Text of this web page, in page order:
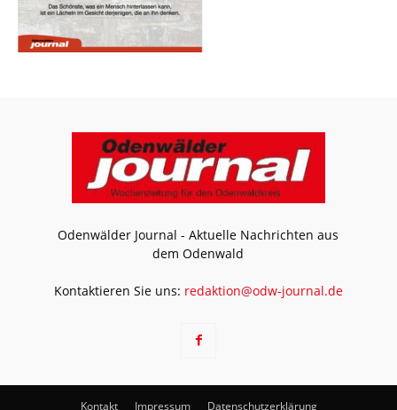
Odenwälder Journal - Aktuelle Nachrichten aus
dem Odenwald
Kontaktieren Sie uns: redaktion@odw-journal.de
Kontakt Impressum Datenschutzerklärung